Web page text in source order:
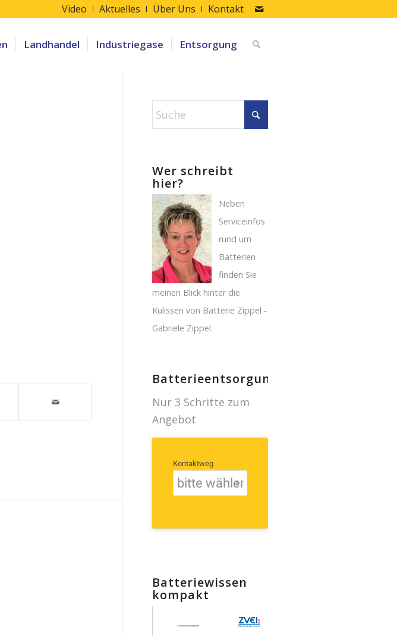
Video Aktuelles Über Uns Kontakt
Landhandel Industriegase Entsorgung
Wer schreibt
hier?
Neben
Serviceinfos
rund um
Batterien
finden Sie
meinen Blick hinter die
Kulissen von Batterie Zippel -
Gabriele Zippel.
Batterieentsorgung
Nur 3 Schritte zum
Angebot
Kontaktweg
Batteriewissen
kompakt